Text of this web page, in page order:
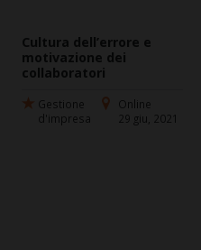
Cultura dell’errore e
motivazione dei
collaboratori
Gestione
d'impresa
Online
29 giu, 2021